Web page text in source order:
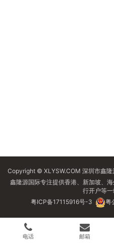
Copyright © XLYSW.COM 深圳市鑫隆
鑫隆源国际专注提供香港、新加坡、
行开户等一
粤ICP备17115916号-3
粤
电话 邮箱